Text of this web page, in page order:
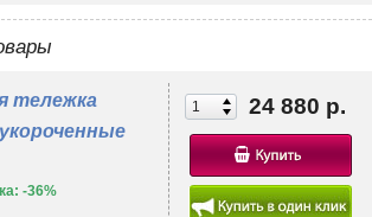
24 880 р.
тележка
-36%